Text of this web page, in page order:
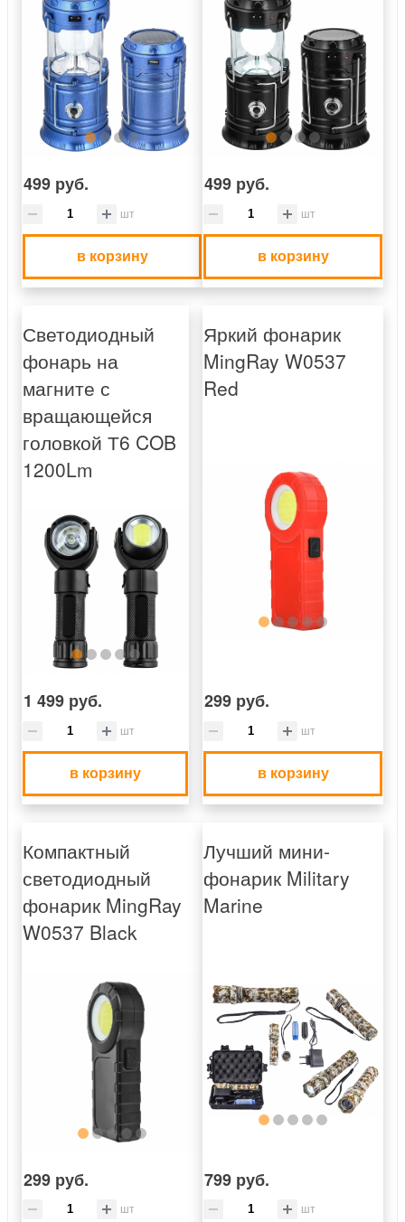
499 руб.
шт
в корзину
499 руб.
шт
в корзину
Светодиодный
фонарь на
магните с
вращающейся
головкой Т6 COB
1200Lm
1 499 руб.
шт
в корзину
Яркий фонарик
MingRay W0537
Red
299 руб.
шт
в корзину
Компактный
светодиодный
фонарик MingRay
W0537 Black
299 руб.
шт
Лучший мини-
фонарик Military
Marine
799 руб.
шт